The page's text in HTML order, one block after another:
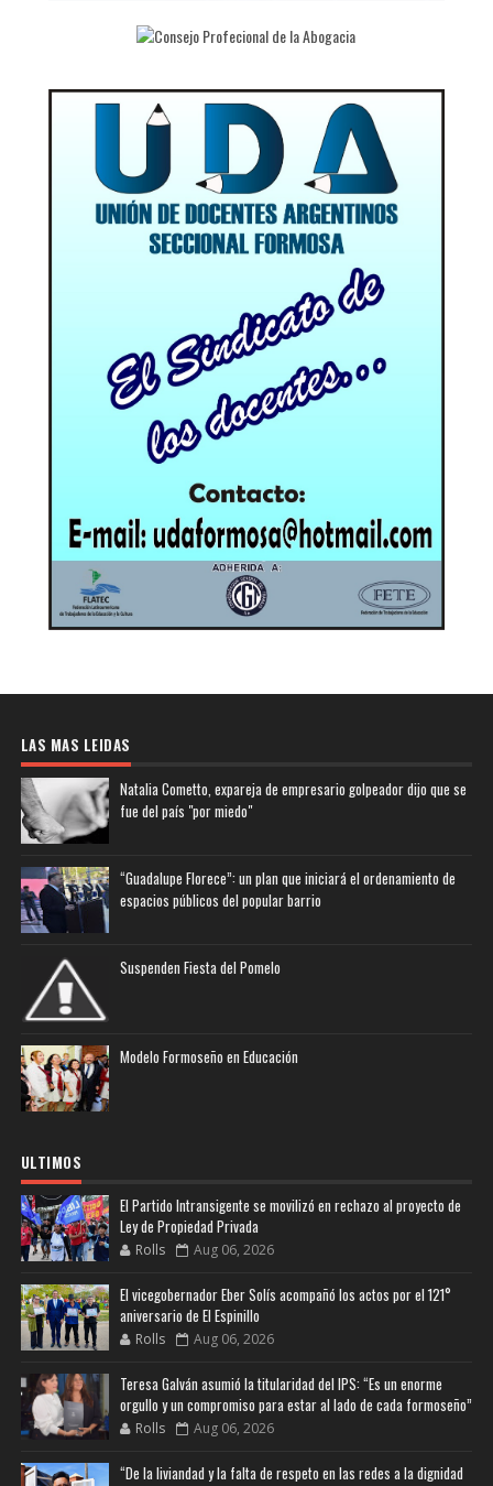
LAS MAS LEIDAS
Natalia Cometto, expareja de empresario golpeador dijo que se
fue del país "por miedo"
“Guadalupe Florece”: un plan que iniciará el ordenamiento de
espacios públicos del popular barrio
Suspenden Fiesta del Pomelo
Modelo Formoseño en Educación
ULTIMOS
El Partido Intransigente se movilizó en rechazo al proyecto de
Ley de Propiedad Privada
Rolls Aug 06, 2026
El vicegobernador Eber Solís acompañó los actos por el 121°
aniversario de El Espinillo
Rolls Aug 06, 2026
Teresa Galván asumió la titularidad del IPS: “Es un enorme
orgullo y un compromiso para estar al lado de cada formoseño”
Rolls Aug 06, 2026
“De la liviandad y la falta de respeto en las redes a la dignidad